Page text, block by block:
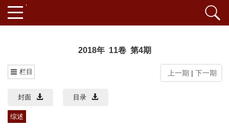
2018年 11卷 第4期
栏目 上一期 | 下一期
封面 目录
综述